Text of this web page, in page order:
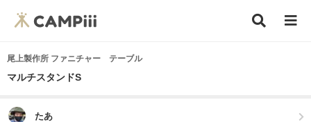
尾上製作所 ファニチャー テーブル
マルチスタンドS
たあ